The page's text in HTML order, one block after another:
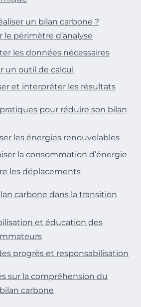
un bilan carbone ?
le périmètre d’analyse
les données nécessaires
un outil de calcul
et interpréter les résultats
pour réduire son bilan
les énergies renouvelables
la consommation d’énergie
les déplacements
carbone dans la transition
et éducation des
progrès et responsabilisation
sur la compréhension du
carbone